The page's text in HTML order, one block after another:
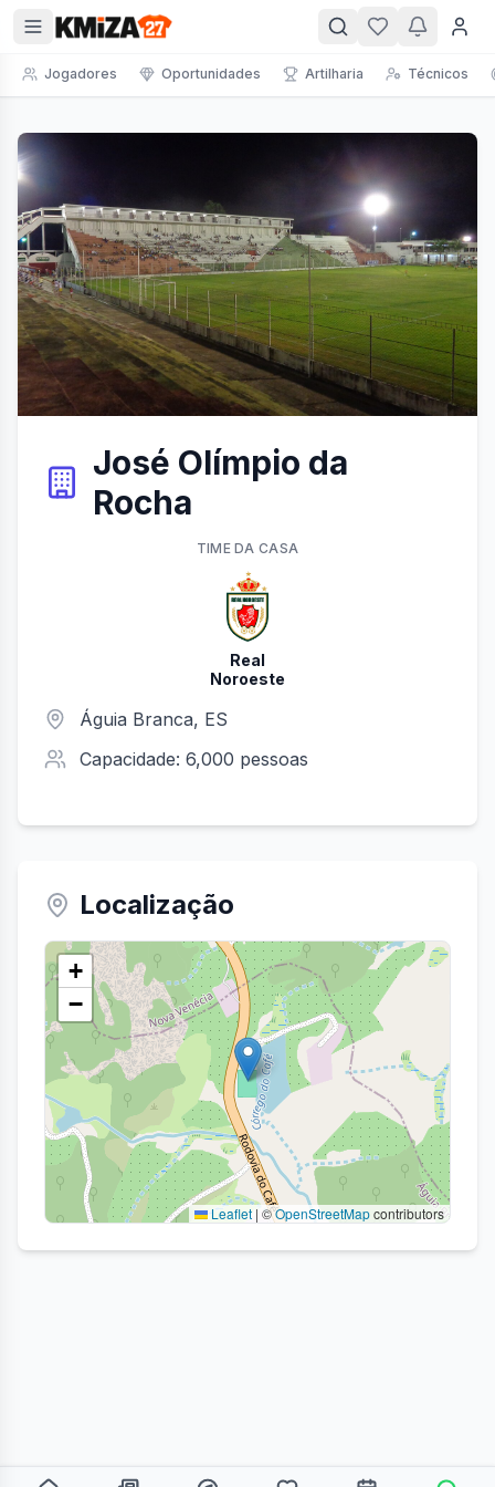
Jogadores Oportunidades Artilharia Técnicos
José Olímpio da
Rocha
Águia Branca, ES
Capacidade: 6,000 pessoas
TIMEDA CASA
Real
Noroeste
Localização
+
−
Leaflet | ©OpenStreetMapcontributors